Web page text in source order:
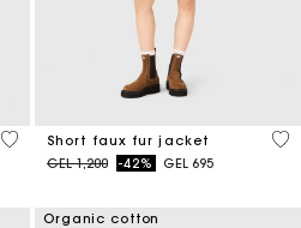
5 out of 5 Customer Rating
Short faux fur jacket
Price reduced from
GEL 1,200to-42% GEL 695
4.5
Organic cotton